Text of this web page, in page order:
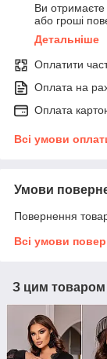
Ви
або гроші
Детальніше
Оплатити
Оплата на
Оплата
Всі умови
Умови
Повернення
Всі умови
З цим